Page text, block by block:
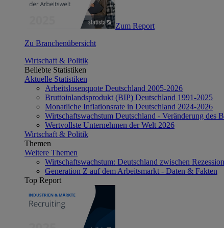
Zum Report
Zu Branchenübersicht
Wirtschaft & Politik
Beliebte Statistiken
Aktuelle Statistiken
Arbeitslosenquote Deutschland 2005-2026
Bruttoinlandsprodukt (BIP) Deutschland 1991-2025
Monatliche Inflationsrate in Deutschland 2024-2026
Wirtschaftswachstum Deutschland - Veränderung des
Wertvollste Unternehmen der Welt 2026
Wirtschaft & Politik
Themen
Weitere Themen
Wirtschaftswachstum: Deutschland zwischen
Generation Z auf dem Arbeitsmarkt - Daten & Fakten
Top Report